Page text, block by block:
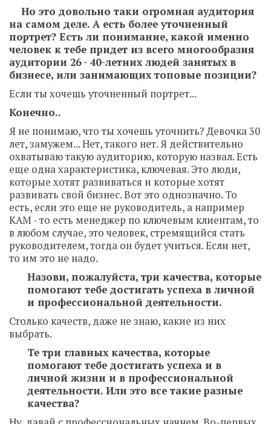
Но это довольно таки огромная аудитория
на самом деле. А есть более уточненный
портрет? Есть ли понимание, какой именно
человек к тебе придет из всего многообразия
аудитории 26 - 40-летних людей занятых в
бизнесе, или занимающих топовые позиции?
Если ты хочешь уточненный портрет...
Конечно..
Я не понимаю, что ты хочешь уточнить? Девочка 30
лет, замужем... Нет, такого нет. Я действительно
охватываю такую аудиторию, которую назвал. Есть
еще одна характеристика, ключевая. Это люди,
которые хотят развиваться и которые хотят
развивать свой бизнес. Вот это однозначно. То
есть, если это еще не руководитель, а например
КАМ - то есть менеджер по ключевым клиентам, то
в любом случае, это человек, стремящийся стать
руководителем, тогда он будет учиться. Если нет,
то им это не надо.
Назови, пожалуйста, три качества, которые
помогают тебе достигать успеха в личной
и профессиональной деятельности.
Столько качеств, даже не знаю, какие из них
выбрать.
Те три главных качества, которые
помогают тебе достигать успеха и в
личной жизни и в профессиональной
деятельности. Или это все такие разные
качества?